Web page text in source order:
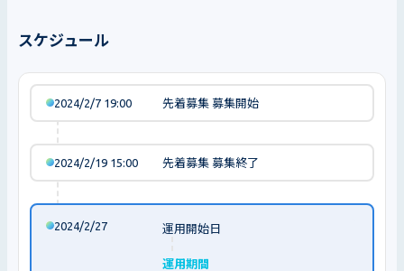
スケジュール
2024/2/7 19:00 先着募集 募集開始
2024/2/19 15:00 先着募集 募集終了
2024/2/27 運用開始日
運用期間